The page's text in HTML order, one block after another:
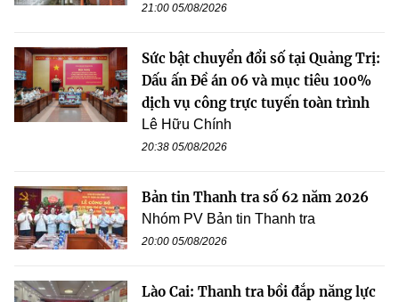
21:00 05/08/2026
Sức bật chuyển đổi số tại Quảng Trị:
Dấu ấn Đề án 06 và mục tiêu 100%
dịch vụ công trực tuyến toàn trình
Lê Hữu Chính
20:38 05/08/2026
Bản tin Thanh tra số 62 năm 2026
Nhóm PV Bản tin Thanh tra
20:00 05/08/2026
Lào Cai: Thanh tra bồi đắp năng lực